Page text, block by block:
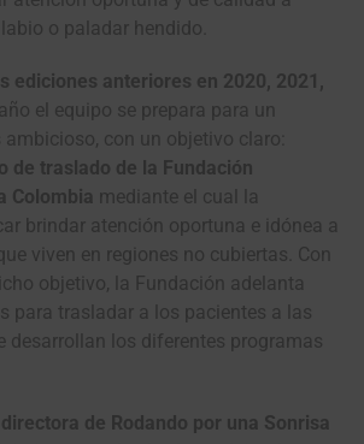
o paladar hendido.
ediciones anteriores en 2020, 2021,
el equipo se prepara para un
con un objetivo claro:
de traslado de la Fundación
Colombia mediante el cual la
brindar atención oportuna e idónea a
viven en regiones no cubiertas. Con
objetivo, la Fundación adelanta
para trasladar a los pacientes a las
desarrollan los diferentes programas
directora de Rodando por una Sonrisa